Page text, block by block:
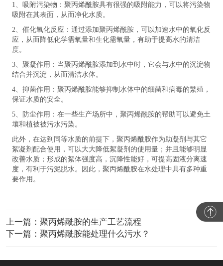
1、吸附污染物：聚丙烯酰胺具有很强的吸附能力，可以将污染物
吸附在其表面，从而净化水质。
2、催化氧化反应：通过添加聚丙烯酰胺，可以加速水中的氧化反
应，从而降低化学需氧量和生化需氧量，有助于提高水的清洁
度。
3、聚凝作用：当聚丙烯酰胺添加到水中时，它会与水中的沉淀物
结合并沉淀，从而清洁水体。
4、抑菌作用：聚丙烯酰胺能够抑制水体中的细菌和病毒的繁殖，
保证水质的安全。
5、防尘作用：在一些生产场所中，聚丙烯酰胺的帮助可以避免土
壤和植被被污水污染。
此外，在达到同等水质的前提下，聚丙烯酰胺作为助凝剂与其它
絮凝剂配合使用，可以大大降低絮凝剂的使用量；并且能够明显
改善水质；形成的絮体强度高，沉降性能好，可提高固液分离速
度，有利于污泥脱水。因此，聚丙烯酰胺在水处理中具有多种重
要作用。
上一篇： 聚丙烯酰胺的生产工艺流程
下一篇： 聚丙烯酰胺能处理什么污水？